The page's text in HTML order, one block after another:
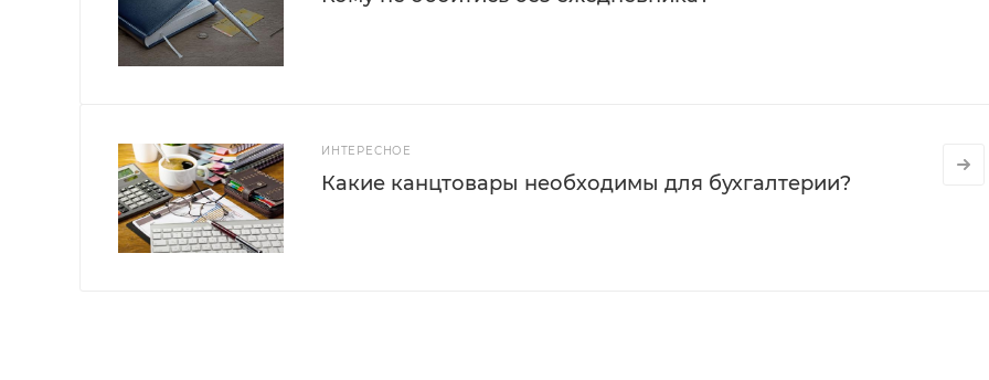
ИНТЕРЕСНОЕ
Какие канцтовары необходимы для бухгалтерии?